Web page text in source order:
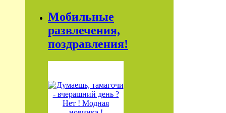
Мобильные
развлечения,
поздравления!